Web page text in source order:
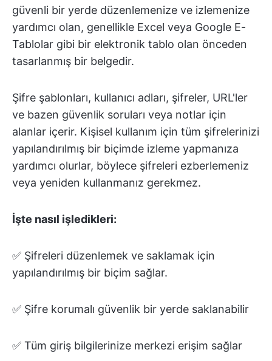
güvenli bir yerde düzenlemenize ve izlemenize
yardımcı olan, genellikle Excel veya Google E-
Tablolar gibi bir elektronik tablo olan önceden
tasarlanmış bir belgedir.
Şifre şablonları, kullanıcı adları, şifreler, URL'ler
ve bazen güvenlik soruları veya notlar için
alanlar içerir. Kişisel kullanım için tüm şifrelerinizi
yapılandırılmış bir biçimde izleme yapmanıza
yardımcı olurlar, böylece şifreleri ezberlemeniz
veya yeniden kullanmanız gerekmez.
İşte nasıl işledikleri:
✅ Şifreleri düzenlemek ve saklamak için
yapılandırılmış bir biçim sağlar.
✅ Şifre korumalı güvenlik bir yerde saklanabilir
✅ Tüm giriş bilgilerinize merkezi erişim sağlar